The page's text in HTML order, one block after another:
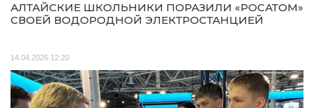
АЛТАЙСКИЕ ШКОЛЬНИКИ ПОРАЗИЛИ «РОСАТОМ»
СВОЕЙ ВОДОРОДНОЙ ЭЛЕКТРОСТАНЦИЕЙ
14.04.2026 12:20